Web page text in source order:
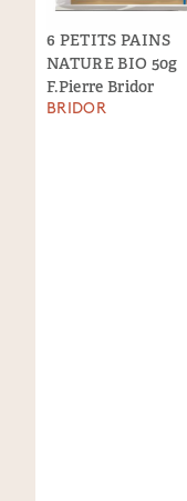
6 PETITS PAINS
NATURE BIO 50g
F.Pierre Bridor
BRIDOR